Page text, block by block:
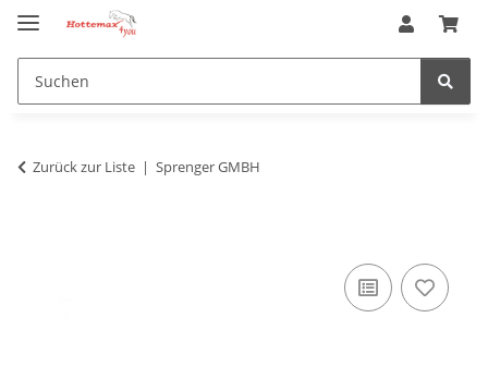
Zurück zur Liste Sprenger GMBH